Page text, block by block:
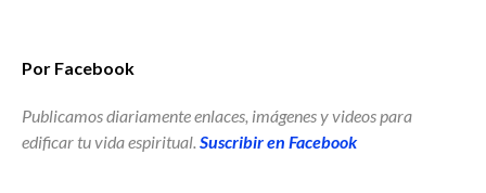
Por Facebook
Publicamos diariamente enlaces, imágenes y videos para
edificar tu vida espiritual. Suscribir en Facebook